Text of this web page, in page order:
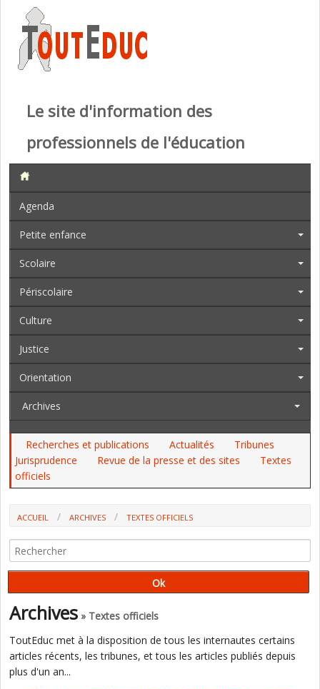
Le site d'information des
professionnels de l'éducation
Agenda
Petite enfance
Scolaire
Périscolaire
Culture
Justice
Orientation
Archives
Recherches et publications Actualités
Tribunes
Jurisprudence
Revue de la presse et des sites
Textes
officiels
ACCUEIL ARCHIVES
TEXTES OFFICIELS
PJJ, UN CERTIFICAT DE SPÉCIALISATION
Archives » Textes officiels
ToutEduc met à la disposition de tous les internautes certains
articles récents, les tribunes, et tous les articles publiés depuis
plus d'un an...